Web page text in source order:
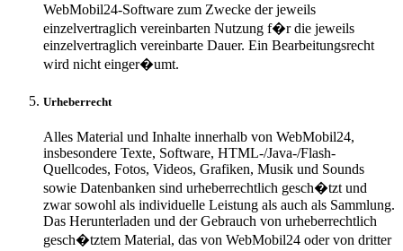
WebMobil24-Software zum Zwecke der jeweils
einzelvertraglich vereinbarten Nutzung f�r die jeweils
einzelvertraglich vereinbarte Dauer. Ein Bearbeitungsrecht
wird nicht einger�umt.
Urheberrecht
Alles Material und Inhalte innerhalb von WebMobil24,
insbesondere Texte, Software, HTML-/Java-/Flash-
Quellcodes, Fotos, Videos, Grafiken, Musik und Sounds
sowie Datenbanken sind urheberrechtlich gesch�tzt und
zwar sowohl als individuelle Leistung als auch als Sammlung.
Das Herunterladen und der Gebrauch von urheberrechtlich
gesch�tztem Material, das von WebMobil24 oder von dritter